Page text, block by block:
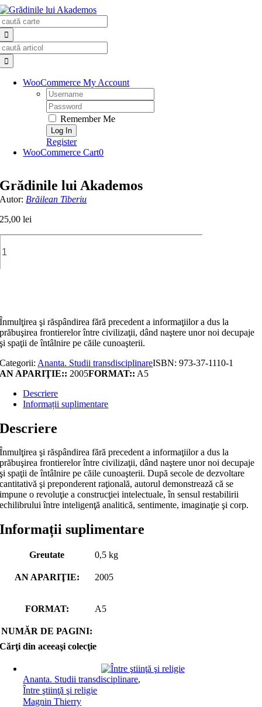
Skip
to
content
WooCommerce My Account
Username:
Password:
Remember Me
Register
WooCommerce Cart0
Grădinile lui Akademos
Autor: Brăilean Tiberiu
25,00lei
Înmulţirea şi răspândirea fără precedent a informaţiilor a dus la
prăbuşirea frontierelor între civilizaţii, dând naştere unor noi decupaje
şi spaţii de întâlnire pe căile cunoaşterii.
Categorii: Ananta. Studii transdisciplinareISBN:973-37-1110-1
AN APARIŢIE:: 2005FORMAT:: A5
Descriere
Informații suplimentare
Descriere
Înmulţirea şi răspândirea fără precedent a informaţiilor a dus la
prăbuşirea frontierelor între civilizaţii, dând naştere unor noi decupaje
şi spaţii de întâlnire pe căile cunoaşterii. După secole de dezvoltare
cantitativă şi preponderent raţională, autorul demonstrează că se
impune o revoluţie a construcţiei intelectuale, în sensul restabilirii
echilibrului între inteligenţă analitică, sentimente, imaginaţie şi corp.
Informații suplimentare
Greutate 0,5 kg
AN APARIŢIE: 2005
FORMAT: A5
NUMĂR DE PAGINI:
Cărţi din aceeaşi colecţie
Ananta. Studii transdisciplinare,
Între ştiinţă şi religie
Magnin Thierry